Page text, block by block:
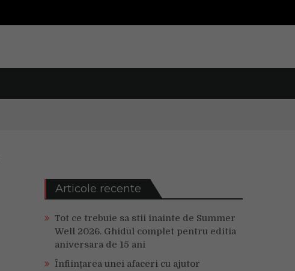
Articole recente
Tot ce trebuie sa stii inainte de Summer
Well 2026. Ghidul complet pentru editia
aniversara de 15 ani
Înființarea unei afaceri cu ajutor